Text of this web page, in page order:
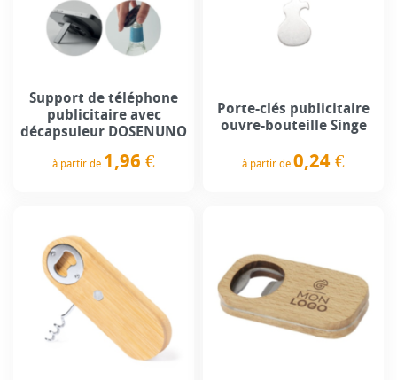
Support de téléphone
publicitaire avec
décapsuleur DOSENUNO
à partir de 1,96 €
Porte-clés publicitaire
ouvre-bouteille Singe
à partir de 0,24 €